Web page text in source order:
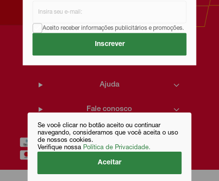
Aceito receber informações publicitários e promoções.
Inscrever
Se você clicar no botão aceito ou continuar
navegando, consideramos que você aceita o uso
de nossos cookies.
Verifique nossa Política de Privacidade.
Aceitar
Políticas
Ajuda
Fale conosco